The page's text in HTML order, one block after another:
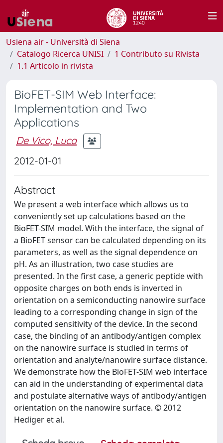
Usiena air - Università di Siena
Catalogo Ricerca UNISI
1 Contributo su Rivista
1.1 Articolo in rivista
BioFET-SIM Web Interface:
Implementation and Two
Applications
De Vico, Luca
2012-01-01
Abstract
We present a web interface which allows us to
conveniently set up calculations based on the
BioFET-SIM model. With the interface, the signal of
a BioFET sensor can be calculated depending on its
parameters, as well as the signal dependence on
pH. As an illustration, two case studies are
presented. In the first case, a generic peptide with
opposite charges on both ends is inverted in
orientation on a semiconducting nanowire surface
leading to a corresponding change in sign of the
computed sensitivity of the device. In the second
case, the binding of an antibody/antigen complex
on the nanowire surface is studied in terms of
orientation and analyte/nanowire surface distance.
We demonstrate how the BioFET-SIM web interface
can aid in the understanding of experimental data
and postulate alternative ways of antibody/antigen
orientation on the nanowire surface. © 2012
Hediger et al.